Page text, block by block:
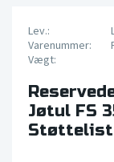
Lev.:
Varenummer:
Vægt:
Jøtul FS
Støttelist